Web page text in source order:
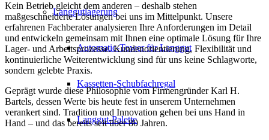
Langgutlagerung
Automatic-Tower für Langgut
Kassetten-Schubfachregal
Langgut-Palette
Kein Betrieb gleicht dem anderen – deshalb stehen
maßgeschneiderte Lösungen bei uns im Mittelpunkt. Unsere
erfahrenen Fachberater analysieren Ihre Anforderungen im Detail
und entwickeln gemeinsam mit Ihnen eine optimale Lösung für Ihre
Lager- und Arbeitsprozesse. Kundenorientierung, Flexibilität und
kontinuierliche Weiterentwicklung sind für uns keine Schlagworte,
sondern gelebte Praxis.
Geprägt wurde diese Philosophie vom Firmengründer Karl H.
Bartels, dessen Werte bis heute fest in unserem Unternehmen
verankert sind. Tradition und Innovation gehen bei uns Hand in
Hand – und das bereits seit über 80 Jahren.